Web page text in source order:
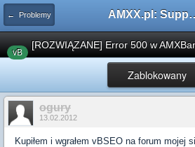
← Problemy AMXX.pl:
vB
[ROZWIĄZANE] Error 500 w
Zablokowany
ogury
13.02.2012
Kupiłem i wgrałem vBSEO na forum mojej